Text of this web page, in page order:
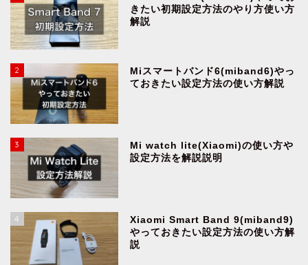
きたい初期設定方法のやり方使い方
解説
2
Miスマートバンド6(miband6)やっ
ておきたい設定方法の使い方解説
3
Mi watch lite(Xiaomi)の使い方や
設定方法を解説説明
4
Xiaomi Smart Band 9(miband9)
やっておきたい設定方法の使い方解
説